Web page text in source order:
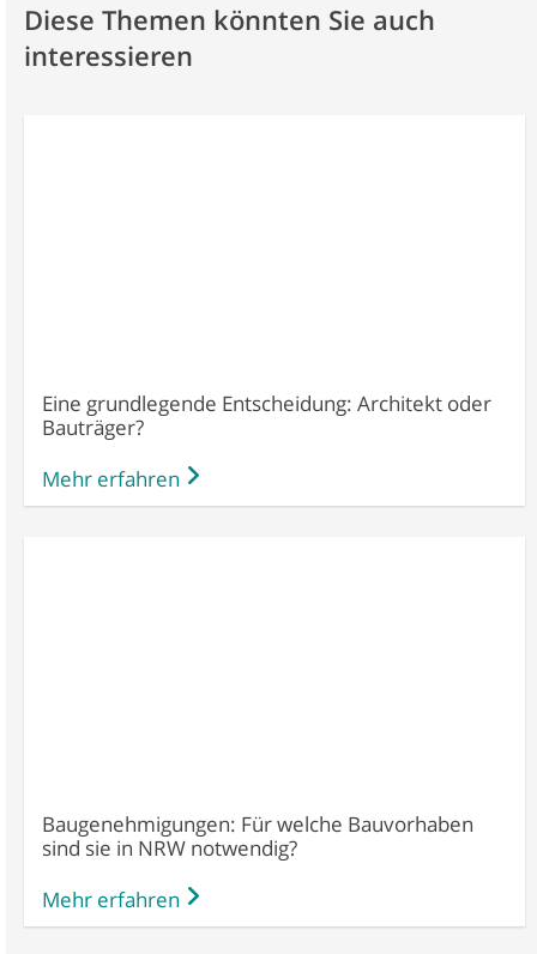
Diese Themen könnten Sie auch
interessieren
Eine grundlegende Entscheidung: Architekt oder
Bauträger?
Mehr erfahren
Baugenehmigungen: Für welche Bauvorhaben
sind sie in NRW notwendig?
Mehr erfahren